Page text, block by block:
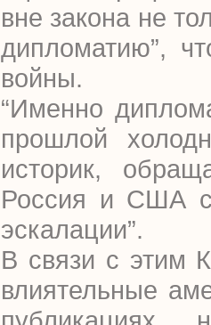
вне закона не
дипломатию”,
войны.
“Именно
прошлой
историк,
Россия и США
эскалации”.
В связи с этим
влиятельные